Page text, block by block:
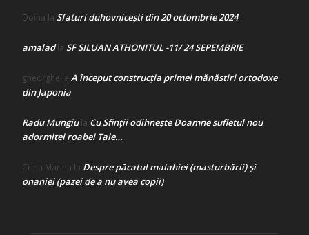
Doina la Sfaturi duhovnicești din 20 octombrie 2024
amaladla SF SILUAN ATHONITUL -11/ 24 SEPEMBRIE
gheorghe la A început construcţia primei mănăstiri ortodoxe
din Japonia
Radu Mungiula Cu Sfinții odihnește Doamne sufletul nou
adormitei roabei Tale…
Crina Marina la Despre păcatul malahiei (masturbării) şi
onaniei (pazei de a nu avea copii)